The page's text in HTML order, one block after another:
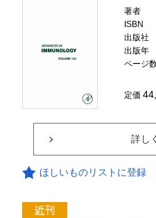
著者
ISBN
出版社
出版年
ページ
定価
詳し
ほしいものリストに登録